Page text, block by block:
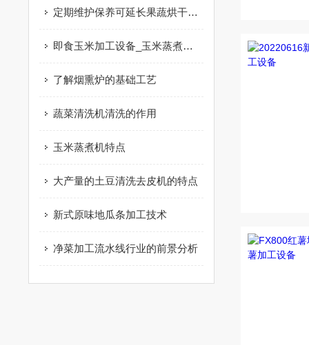
定期维护保养可延长果蔬烘干机的使用寿命
即食玉米加工设备_玉米蒸煮机|产品推荐
了解烟熏炉的基础工艺
蔬菜清洗机清洗的作用
玉米蒸煮机特点
大产量的土豆清洗去皮机的特点
新式原味地瓜条加工技术
净菜加工流水线行业的前景分析